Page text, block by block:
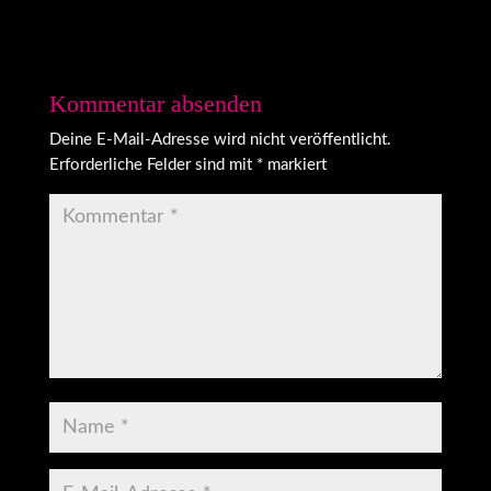
Kommentar absenden
Deine E-Mail-Adresse wird nicht veröffentlicht.
Erforderliche Felder sind mit *markiert